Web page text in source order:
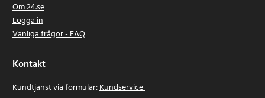
Om 24.se
Logga in
Vanliga frågor - FAQ
Kontakt
Kundtjänst via formulär:Kundservice